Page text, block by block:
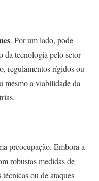
. Por um lado, pode
da tecnologia pelo setor
regulamentos rígidos ou
mesmo a viabilidade da
preocupação. Embora a
robustas medidas de
ou de ataques